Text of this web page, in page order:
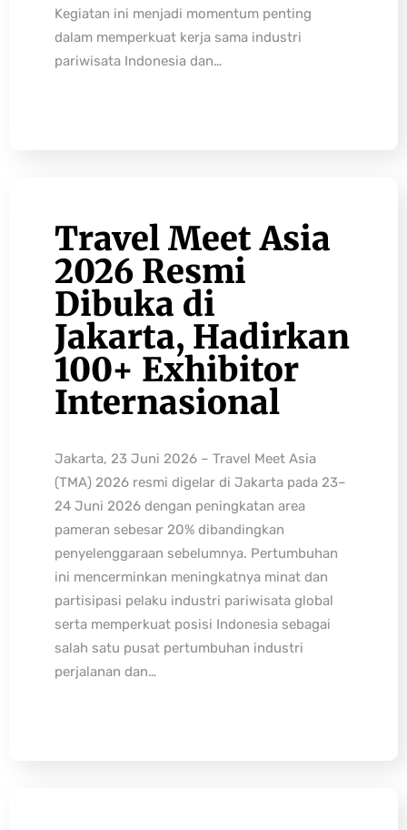
Kegiatan ini menjadi momentum penting
dalam memperkuat kerja sama industri
pariwisata Indonesia dan…
Travel Meet Asia
2026 Resmi
Dibuka di
Jakarta, Hadirkan
100+ Exhibitor
Internasional
Jakarta, 23 Juni 2026 – Travel Meet Asia
(TMA) 2026 resmi digelar di Jakarta pada 23–
24 Juni 2026 dengan peningkatan area
pameran sebesar 20% dibandingkan
penyelenggaraan sebelumnya. Pertumbuhan
ini mencerminkan meningkatnya minat dan
partisipasi pelaku industri pariwisata global
serta memperkuat posisi Indonesia sebagai
salah satu pusat pertumbuhan industri
perjalanan dan…